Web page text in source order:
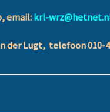
email:krl-
der Lugt, telefoon 010-